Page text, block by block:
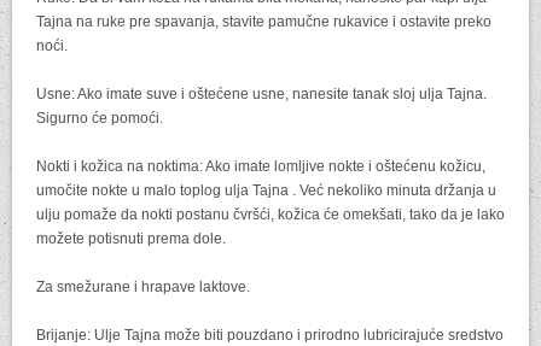
Tajna na ruke pre spavanja, stavite pamučne rukavice i ostavite preko
noći.
Usne: Ako imate suve i oštećene usne, nanesite tanak sloj ulja Tajna.
Sigurno će pomoći.
Nokti i kožica na noktima: Ako imate lomljive nokte i oštećenu kožicu,
umočite nokte u malo toplog ulja Tajna . Već nekoliko minuta držanja u
ulju pomaže da nokti postanu čvršći, kožica će omekšati, tako da je lako
možete potisnuti prema dole.
Za smežurane i hrapave laktove.
Brijanje: Ulje Tajna može biti pouzdano i prirodno lubricirajuće sredstvo